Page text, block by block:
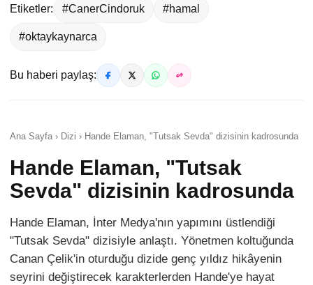
Etiketler: #CanerCindoruk #hamal
#oktaykaynarca
Bu haberi paylaş:
Ana Sayfa › Dizi › Hande Elaman, "Tutsak Sevda" dizisinin kadrosunda
Hande Elaman, "Tutsak
Sevda" dizisinin kadrosunda
Hande Elaman, İnter Medya'nın yapımını üstlendiği
"Tutsak Sevda" dizisiyle anlaştı. Yönetmen koltuğunda
Canan Çelik'in oturduğu dizide genç yıldız hikâyenin
seyrini değiştirecek karakterlerden Hande'ye hayat